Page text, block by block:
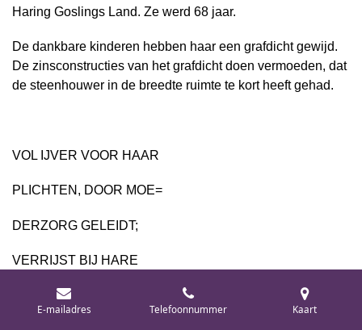
Haring Goslings Land. Ze werd 68 jaar.
De dankbare kinderen hebben haar een grafdicht gewijd.
De zinsconstructies van het grafdicht doen vermoeden, dat
de steenhouwer in de breedte ruimte te kort heeft gehad.
VOL IJVER VOOR HAAR
PLICHTEN, DOOR MOE=
DERZORG GELEIDT;
VERRIJST BIJ HARE
RUSTPLAATS, ALS BLIJK
E-mailadres Telefoonnummer Kaart